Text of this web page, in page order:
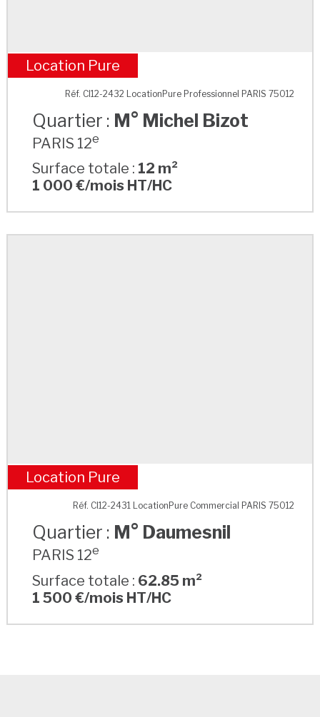
M° Michel Bizot
Location Pure
Réf. CI12-2432 LocationPure Professionnel PARIS 75012
Quartier : M° Michel Bizot
PARIS 12e
Surface totale : 12 m²
1 000 €/mois HT/HC
M° Daumesnil
Location Pure
Réf. CI12-2431 LocationPure Commercial PARIS 75012
Quartier : M° Daumesnil
PARIS 12e
Surface totale : 62.85 m²
1 500 €/mois HT/HC